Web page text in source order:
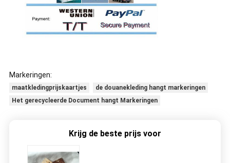
Markeringen:
maatkledingprijskaartjes
de douanekleding hangt markeringen
Het gerecycleerde Document hangt Markeringen
Krijg de beste prijs voor